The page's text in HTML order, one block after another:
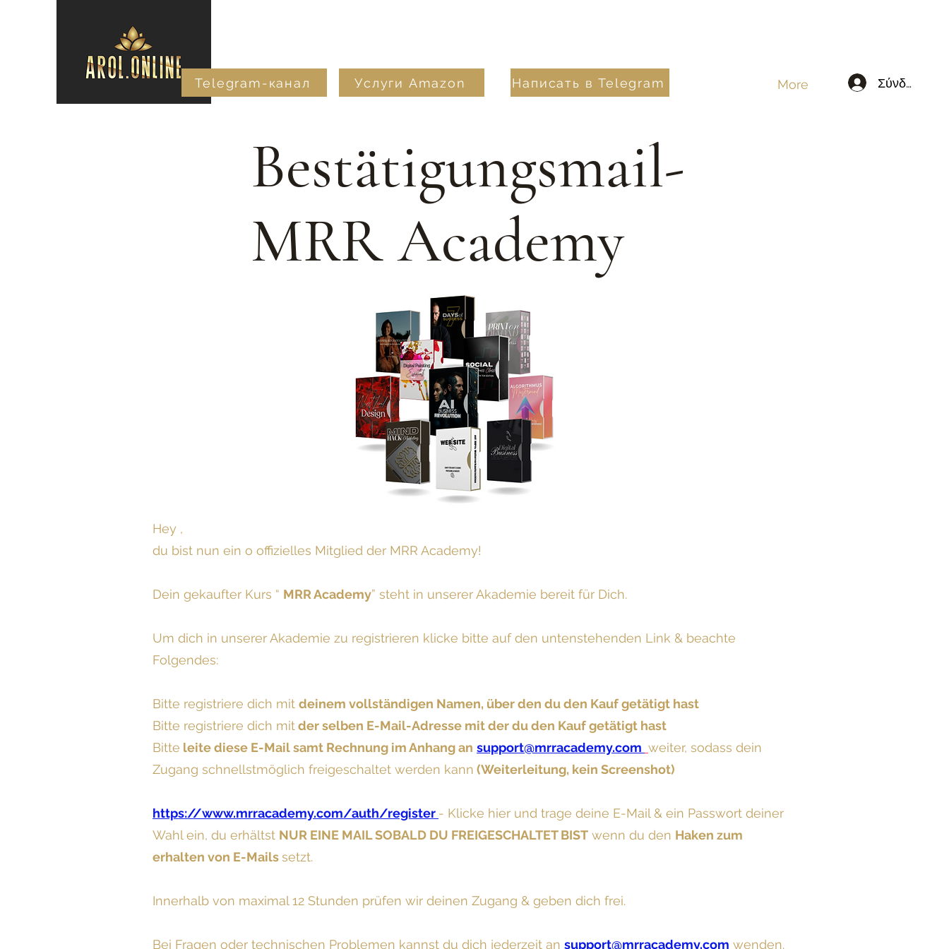
Telegram-канал Услуги Amazon Написать в Telegram More Σύνδεση
Bestätigungsmail-
MRR Academy
Hey ,
du bist nun ein o offizielles Mitglied der MRR Academy!
Dein gekaufter Kurs “ MRR Academy” steht in unserer Akademie bereit für Dich.
Um dich in unserer Akademie zu registrieren klicke bitte auf den untenstehenden Link & beachte
Folgendes:
Bitte registriere dich mit deinem vollständigen Namen, über den du den Kauf getätigt hast
Bitte registriere dich mitder selben E-Mail-Adresse mit der du den Kauf getätigt hast
Bitte leite diese E-Mail samt Rechnung im Anhang an support@mrracademy.com weiter, sodass dein
Zugang schnellstmöglich freigeschaltet werden kann (Weiterleitung, kein Screenshot)
https://www.mrracademy.com/auth/register - Klicke hier und trage deine E-Mail & ein Passwort deiner
Wahl ein, du erhältst NUR EINE MAIL SOBALD DU FREIGESCHALTET BIST wenn du den Haken zum
erhalten von E-Mailssetzt.
Innerhalb von maximal 12 Stunden prüfen wir deinen Zugang & geben dich frei.
Bei Fragen oder technischen Problemen kannst du dich jederzeit an support@mrracademy.com wenden.